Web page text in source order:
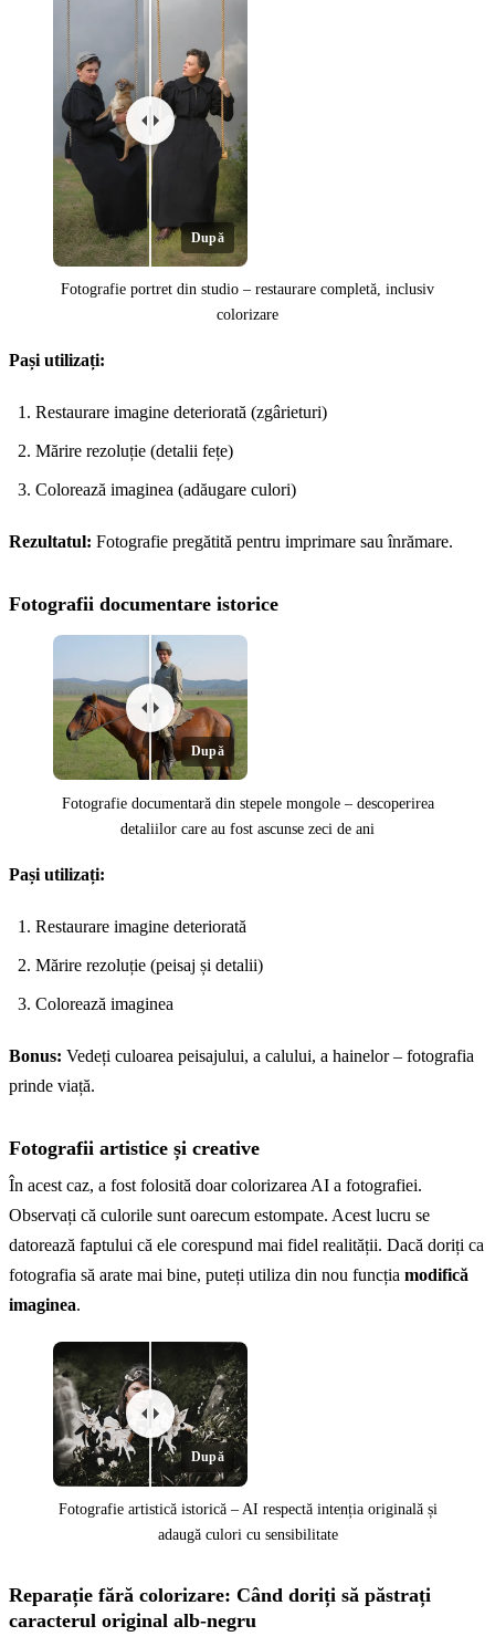
După
Fotografie portret din studio – restaurare completă, inclusiv
colorizare
Pași utilizați:
Restaurare imagine deteriorată (zgârieturi)
Mărire rezoluție (detalii fețe)
Colorează imaginea (adăugare culori)
Rezultatul: Fotografie pregătită pentru imprimare sau înrămare.
Fotografii documentare istorice
După
Fotografie documentară din stepele mongole – descoperirea
detaliilor care au fost ascunse zeci de ani
Pași utilizați:
Restaurare imagine deteriorată
Mărire rezoluție (peisaj și detalii)
Colorează imaginea
Bonus: Vedeți culoarea peisajului, a calului, a hainelor – fotografia
prinde viață.
Fotografii artistice și creative
În acest caz, a fost folosită doar colorizarea AI a fotografiei.
Observați că culorile sunt oarecum estompate. Acest lucru se
datorează faptului că ele corespund mai fidel realității. Dacă doriți ca
fotografia să arate mai bine, puteți utiliza din nou funcția modifică
imaginea.
Înainte
După
Fotografie artistică istorică – AI respectă intenția originală și
adaugă culori cu sensibilitate
Reparație fără colorizare: Când doriți să păstrați
caracterul original alb-negru